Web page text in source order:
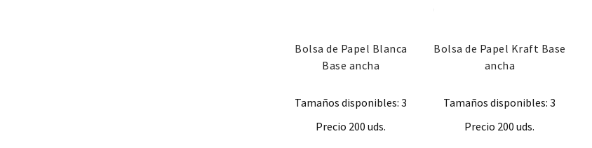
Bolsa de Papel Blanca
Base ancha
Tamaños disponibles: 3
Precio 200 uds.
Bolsa de Papel Kraft Base
ancha
Tamaños disponibles: 3
Precio 200 uds.